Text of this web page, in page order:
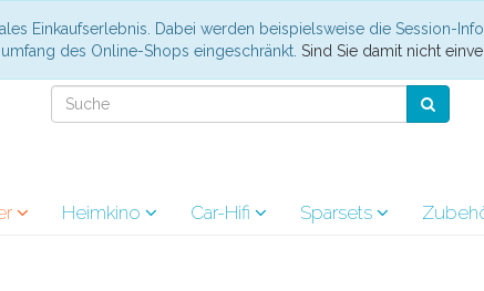
Einkaufserlebnis. Dabei werden beispielsweise die Session-
des Online-Shops eingeschränkt. Sind Sie damit nicht
Heimkino Car-Hifi Sparsets